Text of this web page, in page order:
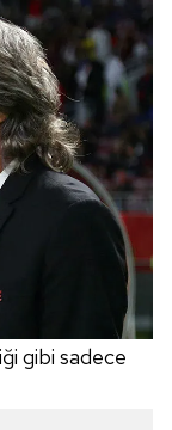
gibi sadece